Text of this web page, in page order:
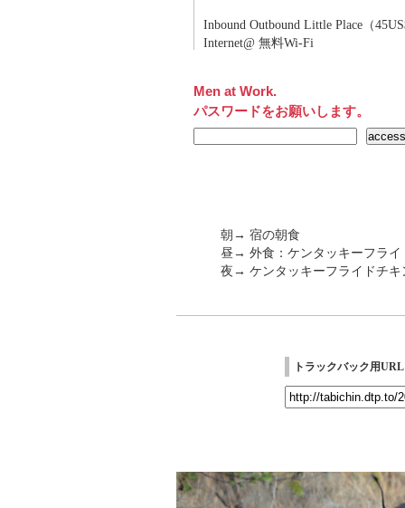
Inbound Outbound Little Place（
Internet@ 無料Wi-Fi
Men at Work.
パスワードをお願いします。
朝→ 宿の朝食
昼→ 外食：ケンタッキーフライ
夜→ ケンタッキーフライドチキ
トラックバック用URL